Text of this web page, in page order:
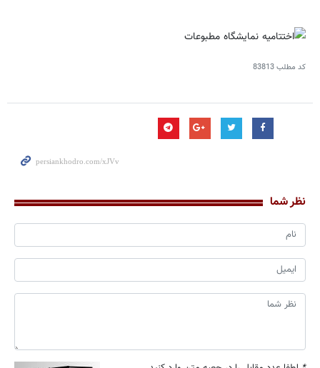
کد مطلب83813
نظر شما